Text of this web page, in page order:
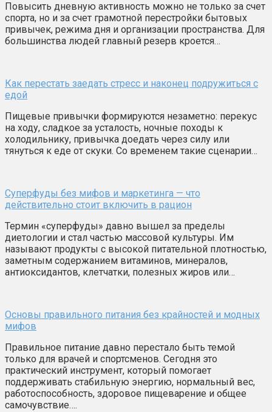
Повысить дневную активность можно не только за счет
спорта, но и за счет грамотной перестройки бытовых
привычек, режима дня и организации пространства. Для
большинства людей главный резерв кроется…
Как перестать заедать стресс и наконец подружиться с
едой
Пищевые привычки формируются незаметно: перекус
на ходу, сладкое за усталость, ночные походы к
холодильнику, привычка доедать через силу или
тянуться к еде от скуки. Со временем такие сценарии…
Суперфуды без мифов и маркетинга — что
действительно стоит включить в рацион
Термин «суперфуды» давно вышел за пределы
диетологии и стал частью массовой культуры. Им
называют продукты с высокой питательной плотностью,
заметным содержанием витаминов, минералов,
антиоксидантов, клетчатки, полезных жиров или…
Основы правильного питания без крайностей и модных
мифов
Правильное питание давно перестало быть темой
только для врачей и спортсменов. Сегодня это
практический инструмент, который помогает
поддерживать стабильную энергию, нормальный вес,
работоспособность, здоровое пищеварение и общее
самочувствие….